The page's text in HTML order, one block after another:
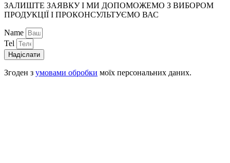
ЗАЛИШТЕ ЗАЯВКУ І МИ ДОПОМОЖЕМО З ВИБОРОМ
ПРОДУКЦІЇ І ПРОКОНСУЛЬТУЄМО ВАС
Name
Tel
Надіслати
Згоден з умовами обробки моїх персональних даних.